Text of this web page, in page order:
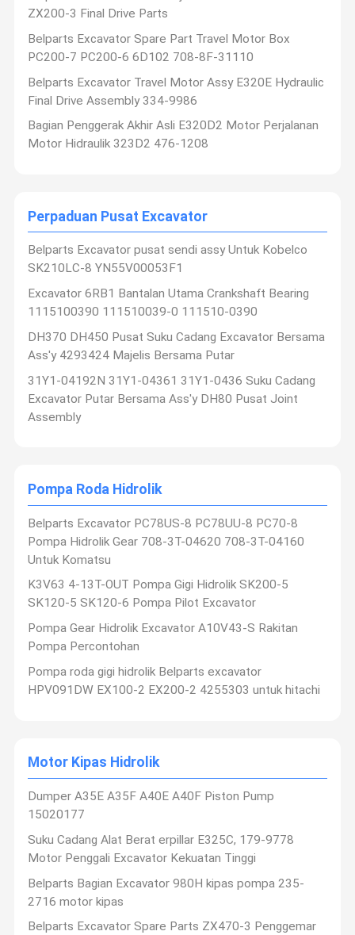
Swing Gearbox
Katup Kontrol Penggali
Gearbox Perjalanan
Bagian Final Drive Excavator
Motor Kipas Hidrolik
spare part penggali
Kontroler excavator
Katup Relief Excavator
Silinder Hidrolik Ekskavator
Perakitan Mesin Diesel
ZX200-3 Final Drive Parts
Belparts Excavator Spare Part Travel Motor Box
PC200-7 PC200-6 6D102 708-8F-31110
Belparts Excavator Travel Motor Assy E320E Hydraulic
Final Drive Assembly 334-9986
Bagian Penggerak Akhir Asli E320D2 Motor Perjalanan
Motor Hidraulik 323D2 476-1208
Perpaduan Pusat Excavator
Belparts Excavator pusat sendi assy Untuk Kobelco
SK210LC-8 YN55V00053F1
Excavator 6RB1 Bantalan Utama Crankshaft Bearing
1115100390 111510039-0 111510-0390
DH370 DH450 Pusat Suku Cadang Excavator Bersama
Ass'y 4293424 Majelis Bersama Putar
31Y1-04192N 31Y1-04361 31Y1-0436 Suku Cadang
Excavator Putar Bersama Ass'y DH80 Pusat Joint
Assembly
Pompa Roda Hidrolik
Belparts Excavator PC78US-8 PC78UU-8 PC70-8
Pompa Hidrolik Gear 708-3T-04620 708-3T-04160
Untuk Komatsu
K3V63 4-13T-OUT Pompa Gigi Hidrolik SK200-5
SK120-5 SK120-6 Pompa Pilot Excavator
Pompa Gear Hidrolik Excavator A10V43-S Rakitan
Pompa Percontohan
Pompa roda gigi hidrolik Belparts excavator
HPV091DW EX100-2 EX200-2 4255303 untuk hitachi
Motor Kipas Hidrolik
Dumper A35E A35F A40E A40F Piston Pump
15020177
Suku Cadang Alat Berat erpillar E325C, 179-9778
Motor Penggali Excavator Kekuatan Tinggi
Belparts Bagian Excavator 980H kipas pompa 235-
2716 motor kipas
Belparts Excavator Spare Parts ZX470-3 Penggemar